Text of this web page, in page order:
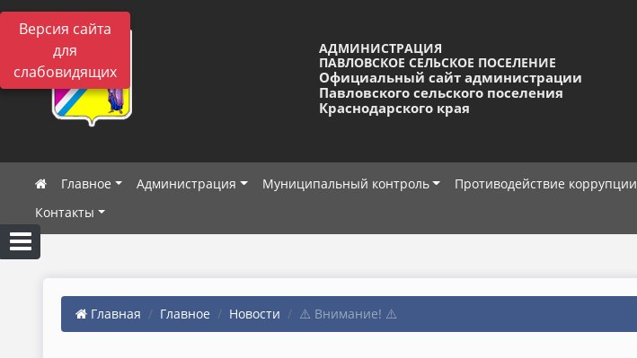
Версия сайта
для
слабовидящих
АДМИНИСТРАЦИЯ
ПАВЛОВСКОЕ СЕЛЬСКОЕ ПОСЕЛЕНИЕ
Официальный сайт администрации
Павловского сельского поселения
Краснодарского края
Главное Администрация Муниципальный контроль Противодействие коррупции
Контакты
Главная Главное Новости ⚠️ Внимание! ⚠️